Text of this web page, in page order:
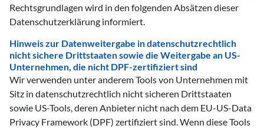
Rechtsgrundlagen wird in den folgenden Absätzen dieser
Datenschutzerklärung informiert.
Hinweis zur Datenweitergabe in datenschutzrechtlich
nicht sichere Drittstaaten sowie die Weitergabe an US-
Unternehmen, die nicht DPF-zertifiziert sind
Wir verwenden unter anderem Tools von Unternehmen mit
Sitz in datenschutzrechtlich nicht sicheren Drittstaaten
sowie US-Tools, deren Anbieter nicht nach dem EU-US-Data
Privacy Framework (DPF) zertifiziert sind. Wenn diese Tools